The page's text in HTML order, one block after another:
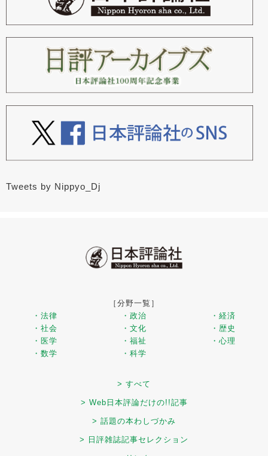
Tweets by Nippyo_Dj
［分野一覧］
・法律
・政治
・経済
・社会
・文化
・歴史
・医学
・福祉
・心理
・数学
・科学
> すべて
> Web日本評論だけの!!記事
> 話題の本わしづかみ
> 日評雑誌記事セレクション